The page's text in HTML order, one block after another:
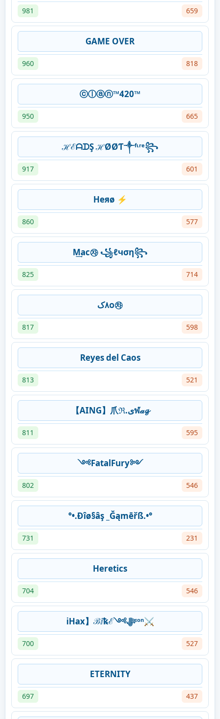
981 659
GAME OVER
960 818
ⓒⓛⓐⓝ™420™
950 665
ℋℰᗩᗪŞ ℋØØƬ༒ᶠᶥʳᵉ꧂
917 601
Heяø ⚡
860 577
M͢ac㉶ ꧁ℓчση꧂
825 714
٨کᴏ㉷
817 598
Reyes del Caos
813 521
【AING】爪ℜ.ﻯฬ𝒶𝓰
811 595
༺FatalFury༻
802 546
°•.Đîø§âş _Ğąmēřß.•°
731 231
Heretics
704 546
iHax】ℬⅈꝅℰ༺ﷻᶦᵒⁿ⚔
700 527
ETERNITY
697 437